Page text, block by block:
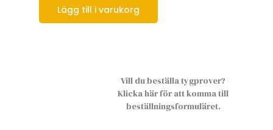
Lägg till i varukorg
Vill du beställa tygprover?
Klicka här för att komma till
beställningsformuläret.